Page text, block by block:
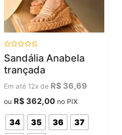
0
5
Sandália Anabela
trançada
Em até 12x de R$ 36,69
ou R$ 362,00 no PIX
34 35 36
37